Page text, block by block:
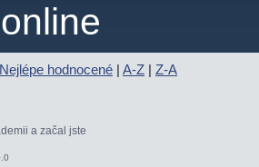
Nejlépe hodnocené | A-Z | Z-A
a začal jste